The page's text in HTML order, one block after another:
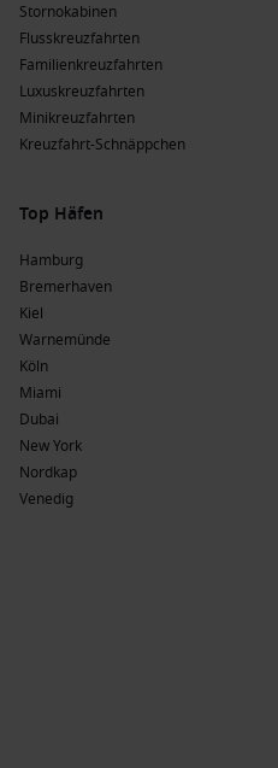
Stornokabinen
Flusskreuzfahrten
Familienkreuzfahrten
Luxuskreuzfahrten
Minikreuzfahrten
Kreuzfahrt-Schnäppchen
Top Häfen
Hamburg
Bremerhaven
Kiel
Warnemünde
Köln
Miami
Dubai
New York
Nordkap
Venedig